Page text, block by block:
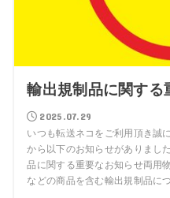
輸出規制品に関する
2025.07.29
いつも転送ネコをご利用頂き誠
から以下のお知らせがありまし
品に関する重要なお知らせ両用
などの商品を含む輸出規制品に